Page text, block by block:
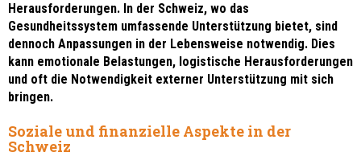
Herausforderungen. In der Schweiz, wo das
Gesundheitssystem umfassende Unterstützung bietet, sind
dennoch Anpassungen in der Lebensweise notwendig. Dies
kann emotionale Belastungen, logistische Herausforderungen
und oft die Notwendigkeit externer Unterstützung mit sich
bringen.
Soziale und finanzielle Aspekte in der
Schweiz